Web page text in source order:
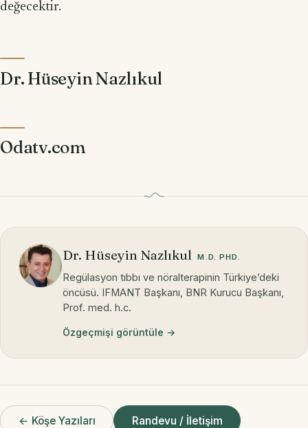
değecektir.
Dr. Hüseyin Nazlıkul
Odatv.com
Dr. Hüseyin Nazlıkul M.D. PHD.
Regülasyon tıbbı ve nöralterapinin Türkiye’deki
öncüsü. IFMANT Başkanı, BNR Kurucu Başkanı,
Prof. med. h.c.
Özgeçmişi görüntüle →
← Köşe Yazıları Randevu / İletişim